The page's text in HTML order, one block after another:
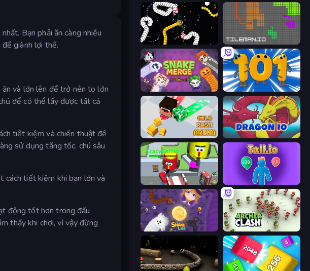
Bạn phải ăn càng nhiều
giành lợi thế.
và lớn lên để trở nên to lớn
để có thể lấy được tất cả
tiết kiệm và chiến thuật để
sử dụng tăng tốc, chú sâu
cách tiết kiệm khi bạn lớn và
động tốt hơn trong đấu
thấy khi chơi, vì vậy đừng
Worms.io TileMan.io
Snake Merge: Idle & io Zone Numbers Arena
Gold Rush Arena Dragon.io
CleanUp.IO Tall.io
Snake Lite Archer Clash